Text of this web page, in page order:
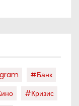
#банк
#кризис